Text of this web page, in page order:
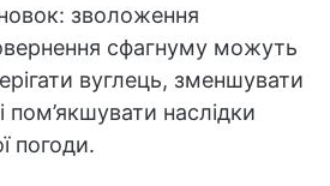
зволоження
сфагнуму можуть
вуглець, зменшувати
наслідки
погоди.